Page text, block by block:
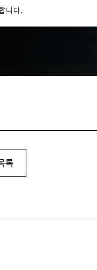
니다.
록